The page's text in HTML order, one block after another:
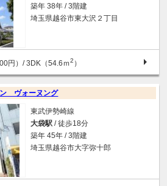
築年 38年 / 3階建
埼玉県越谷市東大沢２丁目
円）/ 3DK（54.6ｍ2 ）
ヴォーヌング
東武伊勢崎線
大袋駅 / 徒歩18分
築年 45年 / 3階建
埼玉県越谷市大字弥十郎